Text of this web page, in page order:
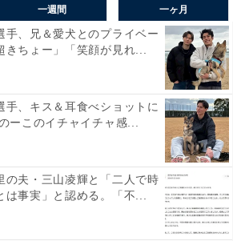
一週間 一ヶ月
手、兄＆愛犬とのプライベー
きちょー」「笑顔が見れ...
手、キス＆耳食べショットに
ーこのイチャイチャ感...
の夫・三山凌輝と「二人で時
は事実」と認める。「不...